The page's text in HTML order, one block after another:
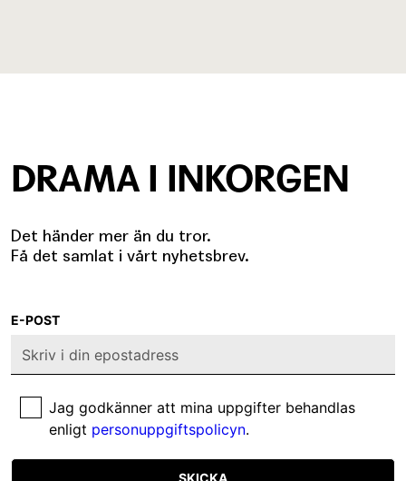
DRAMA I INKORGEN
Det händer mer än du tror.
Få det samlat i vårt nyhetsbrev.
E-POST
Jag godkänner att mina uppgifter behandlas
enligt personuppgiftspolicyn.